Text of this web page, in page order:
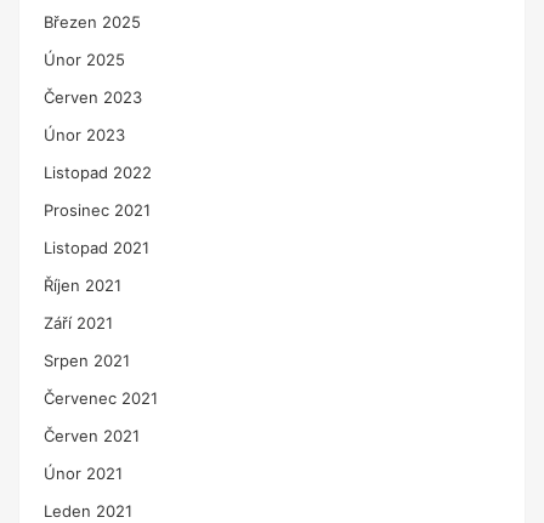
Březen 2025
Únor 2025
Červen 2023
Únor 2023
Listopad 2022
Prosinec 2021
Listopad 2021
Říjen 2021
Září 2021
Srpen 2021
Červenec 2021
Červen 2021
Únor 2021
Leden 2021